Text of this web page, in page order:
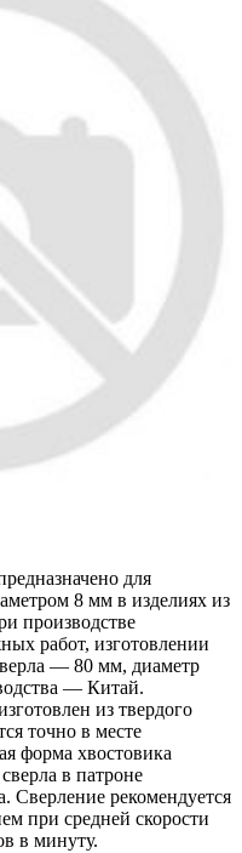
для
8 мм в изделиях из
производстве
работ, изготовлении
— 80 мм, диаметр
— Китай.
из твердого
точно в месте
форма хвостовика
в патроне
Сверление рекомендуется
при средней скорости
в минуту.